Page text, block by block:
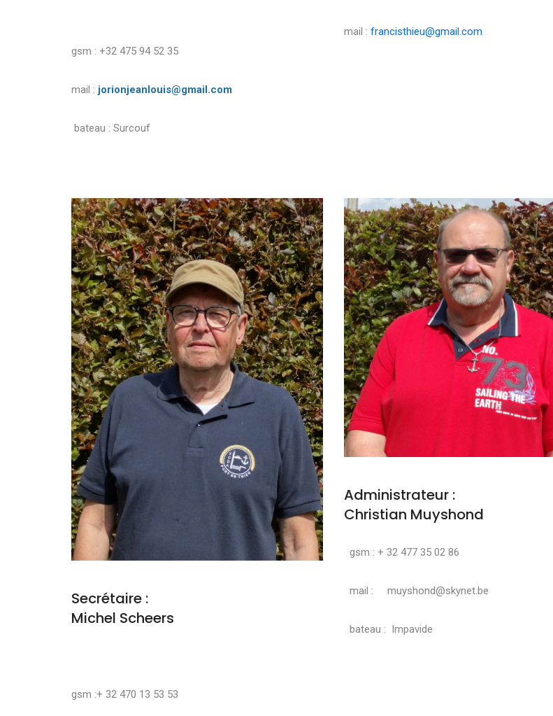
gsm : +32 475 94 52 35
mail : jorionjeanlouis@gmail.com
bateau : Surcouf
mail : francisthieu@gmail.com
Secrétaire :
Michel Scheers
gsm :+ 32 470 13 53 53
Administrateur :
Christian Muyshond
gsm : + 32 477 35 02 86
mail : muyshond@skynet.be
bateau : Impavide